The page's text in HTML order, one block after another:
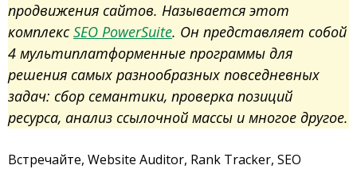
продвижения сайтов. Называется этот
комплексSEO PowerSuite. Он представляет собой
4 мультиплатформенные программы для
решения самых разнообразных повседневных
задач: сбор семантики, проверка позиций
ресурса, анализ ссылочной массы и многое другое.
Встречайте, Website Auditor, Rank Tracker, SEO